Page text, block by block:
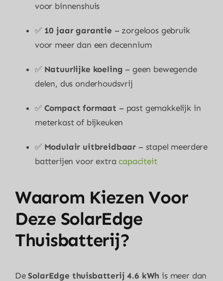
voor binnenshuis
✅ 10 jaar garantie – zorgeloos gebruik
voor meer dan een decennium
✅ Natuurlijke koeling – geen bewegende
delen, dus onderhoudsvrij
✅ Compact formaat – past gemakkelijk in
meterkast of bijkeuken
✅ Modulair uitbreidbaar – stapel meerdere
batterijen voor extra capaciteit
Waarom Kiezen Voor
Deze SolarEdge
Thuisbatterij?
DeSolarEdge thuisbatterij 4.6 kWh is meer dan